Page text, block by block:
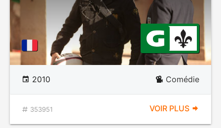
2010 Comédie
353951 VOIR PLUS